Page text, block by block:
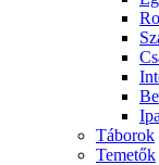
Táborok
Temetők